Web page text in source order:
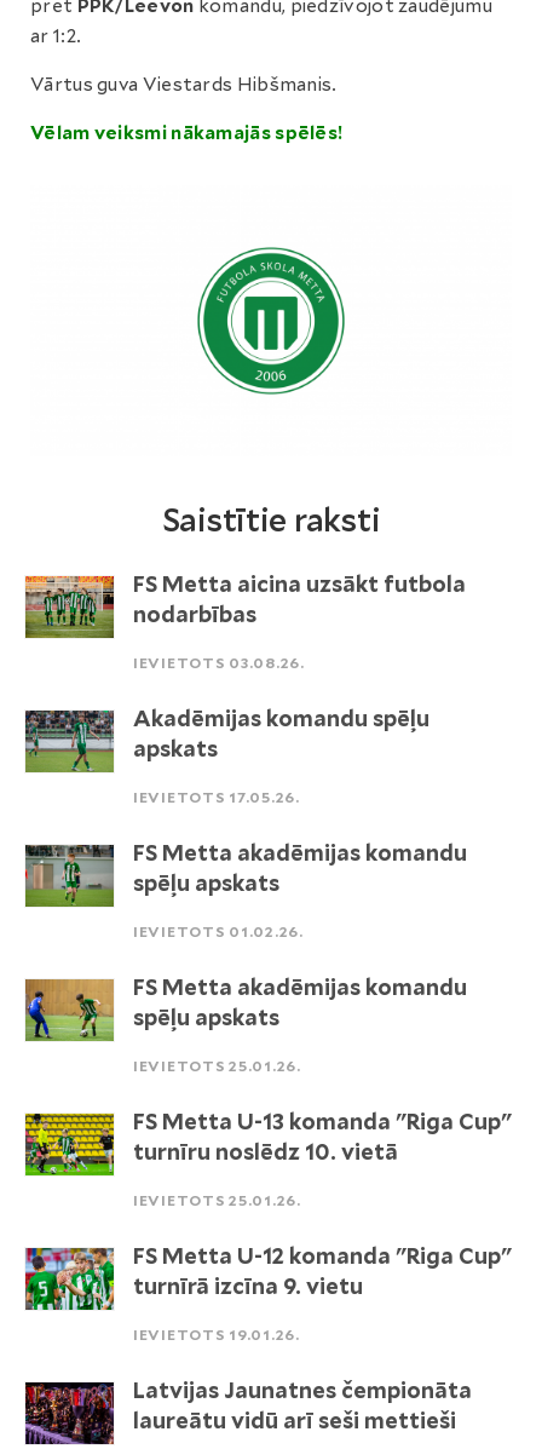
pret PPK/Leevon komandu, piedzīvojot zaudējumu
ar 1:2.
Vārtus guva Viestards Hibšmanis.
Vēlam veiksmi nākamajās spēlēs!
Saistītie raksti
FS Metta aicina uzsākt futbola
nodarbības
IEVIETOTS 03.08.26.
Akadēmijas komandu spēļu
apskats
IEVIETOTS 17.05.26.
FS Metta akadēmijas komandu
spēļu apskats
IEVIETOTS 01.02.26.
FS Metta akadēmijas komandu
spēļu apskats
IEVIETOTS 25.01.26.
FS Metta U-13 komanda "Riga Cup"
turnīru noslēdz 10. vietā
IEVIETOTS 25.01.26.
FS Metta U-12 komanda "Riga Cup"
turnīrā izcīna 9. vietu
IEVIETOTS 19.01.26.
Latvijas Jaunatnes čempionāta
laureātu vidū arī seši mettieši